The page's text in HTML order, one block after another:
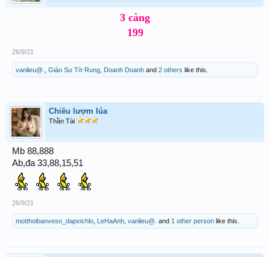
3 càng
199
26/9/21
vanlieu@. Giáo Sư Tờ Rung Doanh Doanh and 2 others like this.
Chiều lượm lúa
Thần Tài
Mb 88,888
Ab,đa 33,88,15,51
26/9/21
motthoibanveso_dapxichlo LeHaAnh vanlieu@. and 1 other person like this.